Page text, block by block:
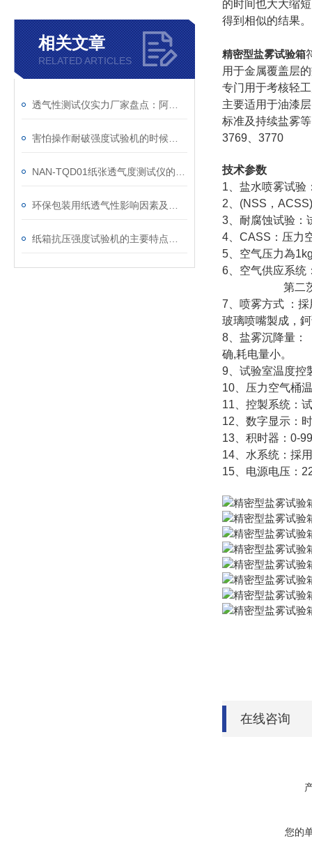
相关文章
RELATED ARTICLES
的时间也大大缩
得到相似的结果。
精密型盐雾试验箱
用于金属覆盖层
专门用于考核轻
主要适用于油漆
标准及持续盐雾
3769、3770
技术参数
1、盐水喷雾试
2、(NSS，
3、耐腐蚀试验
4、CASS：压
5、空气压力為
6、空气供应系统
第二茨调整
7、喷雾方式 ：
玻璃喷嘴製成，
8、盐雾沉降量：
确,耗电量小。
9、试验室温度控
10、压力空气桶
11、控製系统：
12、数字显示：
13、积时器：0-
14、水系统：採
15、电源电压：
在线咨询
您的